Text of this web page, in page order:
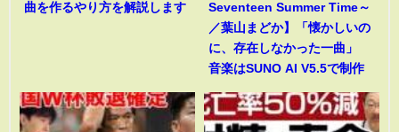
曲を作るやり方を解説します
Seventeen Summer Time～
／葉山まどか】「懐かしいの
に、存在しなかった一曲」
音楽はSUNO AI V5.5で制作